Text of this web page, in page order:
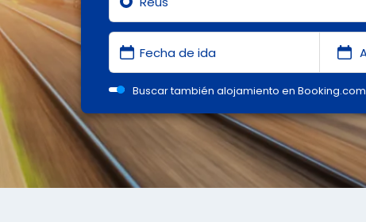
Buscar también alojamiento en Booking.com